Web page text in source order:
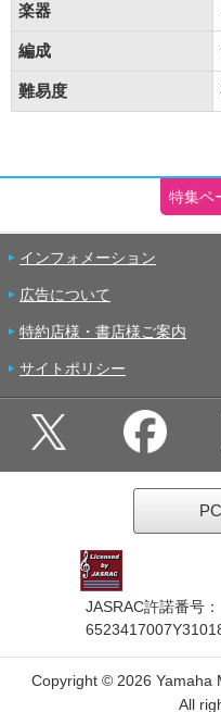
楽器
編成
難易度
特集ペ
インフォメーション
広告について
特約店様・書店様ご案内
サイトポリシー
JASRAC許諾番号：
Copyright © 2026 Yamaha
All